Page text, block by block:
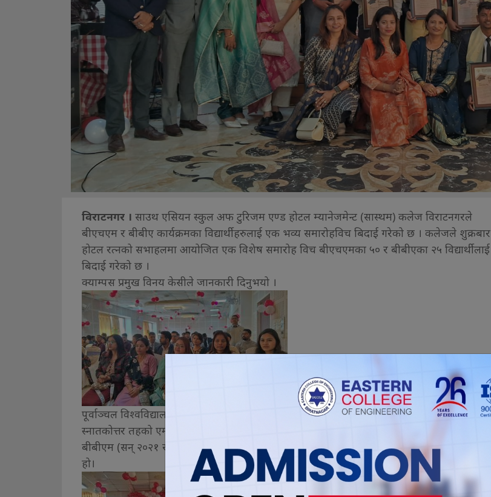
विराटनगर । साउथ एसियन स्कुल अफ टुरिजम एण्ड होटल म्यानेजमेन्ट (सास्थम) कलेज विराटनगरले
बीएचएम र बीबीए कार्यक्रमका विद्यार्थीहरुलाई एक भव्य समारोहविच बिदाई गरेको छ । कलेजले शुक्रबार
होटल रत्नको सभाहलमा आयोजित एक विशेष समारोह विच बीएचएमका ५० र बीबीएका २५ विद्यार्थीलाई
बिदाई गरेको छ ।
क्याम्पस प्रमुख विनय केसीले जानकारी दिनुभयो ।
पूर्वाञ्चल विश्वविद्यालयसँग सम्बन्धन प्राप्त सास्थम कलेजले स्नातक तहका बीएचएम र बीबीए तथा
स्नातकोत्तर तहको एमबीए कार्यक्रम सञ्चालन गर्दै आएको छ। कलेजमा अध्ययन सम्पन्न गरी दीक्षित भएका
बीबीएम (सन् २०२१ र बीएचएम (सन् २०२२) का विद्यार्थीहरुलाई चार वर्षे कोर्स पूरा गरेपछि बिदाई गरिएको
हो।